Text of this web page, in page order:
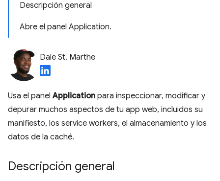
Descripción general
Abre el panel Application.
Dale St. Marthe
Usa el panelApplication para inspeccionar, modificar y
depurar muchos aspectos de tu app web, incluidos su
manifiesto, los service workers, el almacenamiento y los
datos de la caché.
Descripción general